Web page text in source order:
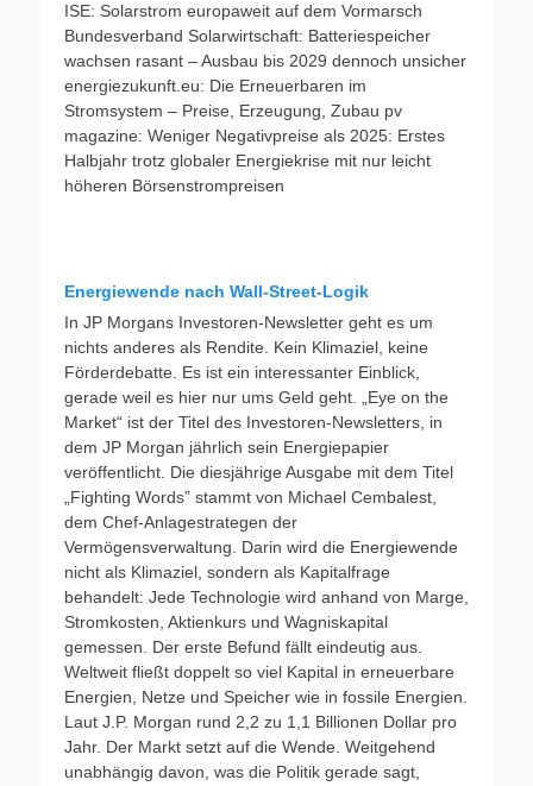
ISE: Solarstrom europaweit auf dem Vormarsch
Bundesverband Solarwirtschaft: Batteriespeicher
wachsen rasant – Ausbau bis 2029 dennoch unsicher
energiezukunft.eu: Die Erneuerbaren im
Stromsystem – Preise, Erzeugung, Zubau pv
magazine: Weniger Negativpreise als 2025: Erstes
Halbjahr trotz globaler Energiekrise mit nur leicht
höheren Börsenstrompreisen
Energiewende nach Wall-Street-Logik
In JP Morgans Investoren-Newsletter geht es um
nichts anderes als Rendite. Kein Klimaziel, keine
Förderdebatte. Es ist ein interessanter Einblick,
gerade weil es hier nur ums Geld geht. „Eye on the
Market“ ist der Titel des Investoren-Newsletters, in
dem JP Morgan jährlich sein Energiepapier
veröffentlicht. Die diesjährige Ausgabe mit dem Titel
„Fighting Words” stammt von Michael Cembalest,
dem Chef-Anlagestrategen der
Vermögensverwaltung. Darin wird die Energiewende
nicht als Klimaziel, sondern als Kapitalfrage
behandelt: Jede Technologie wird anhand von Marge,
Stromkosten, Aktienkurs und Wagniskapital
gemessen. Der erste Befund fällt eindeutig aus.
Weltweit fließt doppelt so viel Kapital in erneuerbare
Energien, Netze und Speicher wie in fossile Energien.
Laut J.P. Morgan rund 2,2 zu 1,1 Billionen Dollar pro
Jahr. Der Markt setzt auf die Wende. Weitgehend
unabhängig davon, was die Politik gerade sagt,